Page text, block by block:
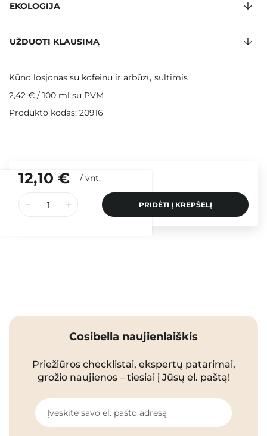
12,10 € / vnt.
PRIDĖTI Į KREPŠELĮ
EKOLOGIJA
UŽDUOTI KLAUSIMĄ
Kūno losjonas su kofeinu ir arbūzų sultimis
2,42 € / 100 ml su PVM
Produkto kodas: 20916
Cosibella naujienlaiškis
Priežiūros checklistai, ekspertų patarimai,
grožio naujienos – tiesiai į Jūsų el. paštą!
Įveskite savo el. pašto adresą